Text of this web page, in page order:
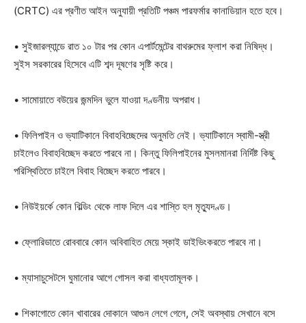
(CRTC) এর প্রণীত আইন অনুযায়ী প্রতিটি পঞ্চম পারফর্মার কানাডিয়ান হতে হবে।
• সুইজারল্যান্ডে রাত ১০ টার পর কোন এপার্টমেন্টের বাথরুমের ফ্লাশ করা নিষিদ্ধ।
সুইস সরকারের হিসেবে এটি শব্দ দূষণের সৃষ্টি করে।
• সামোয়াতে বউয়ের জন্মদিন ভুলে যাওয়া দণ্ডনীয় অপরাধ।
• ফিলিপাইন ও ভ্যাটিকানে বিবাহবিচ্ছেদের অনুমতি নেই। ভ্যাটিকানে স্বামী-স্ত্রী
চাইলেও বিবাহবিচ্ছেদ করতে পারবে না। কিন্তু ফিলিপাইনের মুসলমানরা নির্দিষ্ট কিছু
পরিস্থিতিতে চাইলে বিবাহ বিচ্ছেদ করতে পারবে।
• নিউইয়র্কে কোন বিল্ডিং থেকে লাফ দিলে এর শাস্তি হল মৃত্যুদণ্ড।
• ফ্লোরিডাতে রোববারে কোন অবিবাহিত মেয়ে স্কাই ডাইভিংকরতে পারবে না।
• ম্যাসাচুসেটসে ঘুমানোর আগে গোসল করা বাধ্যতামূলক।
• শিকাগোতে কোন খাবারের দোকানে আগুন লেগে গেলে, সেই অবস্থায় সেখানে বসে